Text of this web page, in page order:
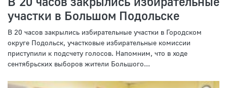
участки в Большом Подольске
В 20 часов закрылись избирательные участки в Городском
округе Подольск, участковые избирательные комиссии
приступили к подсчету голосов. Напомним, что в ходе
сентябрьских выборов жители Большого...